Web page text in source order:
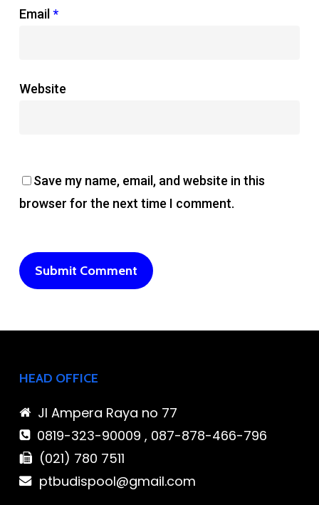
Email*
Website
Save my name, email, and website in this
browser for the next time I comment.
HEAD OFFICE
Jl Ampera Raya no 77
0819-323-90009 , 087-878-466-796
(021) 780 7511
ptbudispool@gmail.com